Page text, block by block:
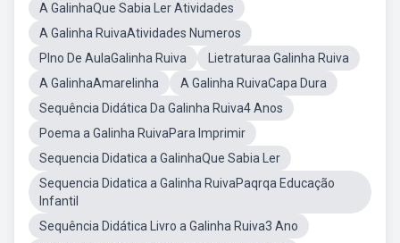
A GalinhaQue Sabia Ler Atividades
A Galinha RuivaAtividades Numeros
Plno De AulaGalinha Ruiva
Lietraturaa Galinha Ruiva
A GalinhaAmarelinha
A Galinha RuivaCapa Dura
Sequência Didática Da Galinha Ruiva4 Anos
Poema a Galinha RuivaPara Imprimir
Sequencia Didatica a GalinhaQue Sabia Ler
Sequencia Didatica a Galinha RuivaPaqrqa Educação
Infantil
Sequência Didática Livro a Galinha Ruiva3 Ano